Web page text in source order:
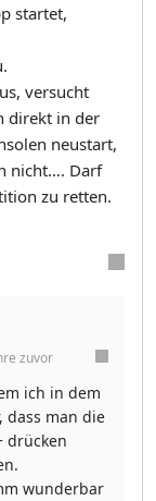
startet,
versucht
direkt in der
neustart,
nicht…. Darf
zu retten.
zuvor
ich in dem
dass man die
drücken
wunderbar